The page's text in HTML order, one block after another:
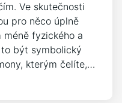
Ve skutečnosti
pro něco úplně
méně fyzického a
být symbolický
kterým čelíte,…